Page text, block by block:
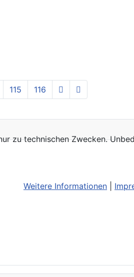
115 116
zu technischen Zwecken.
Weitere Informationen